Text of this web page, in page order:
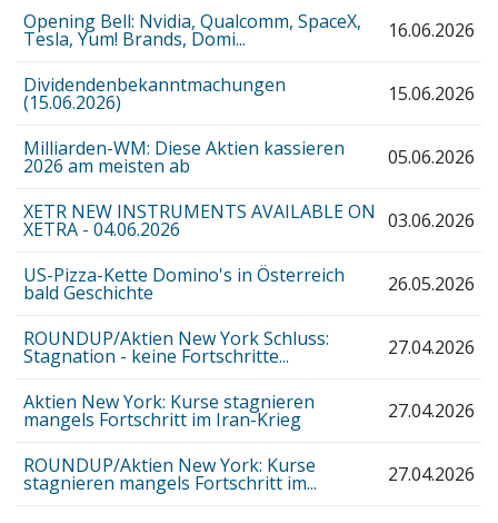
Opening Bell: Nvidia, Qualcomm, SpaceX,
Tesla, Yum! Brands, Domi... 16.06.2026
Dividendenbekanntmachungen
(15.06.2026) 15.06.2026
Milliarden-WM: Diese Aktien kassieren
2026 am meisten ab 05.06.2026
XETR NEW INSTRUMENTS AVAILABLE ON
XETRA - 04.06.2026 03.06.2026
US-Pizza-Kette Domino's in Österreich
bald Geschichte 26.05.2026
ROUNDUP/Aktien New York Schluss:
Stagnation - keine Fortschritte... 27.04.2026
Aktien New York: Kurse stagnieren
mangels Fortschritt im Iran-Krieg 27.04.2026
ROUNDUP/Aktien New York: Kurse
stagnieren mangels Fortschritt im... 27.04.2026